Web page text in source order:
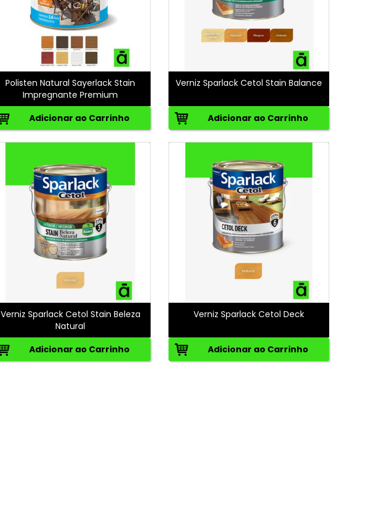
Polisten Natural Sayerlack Stain
Impregnante Premium
Adicionar ao Carrinho
Verniz Sparlack Cetol Stain Balance
Adicionar ao Carrinho
Verniz Sparlack Cetol Stain Beleza
Natural
Adicionar ao Carrinho
Verniz Sparlack Cetol Deck
Adicionar ao Carrinho